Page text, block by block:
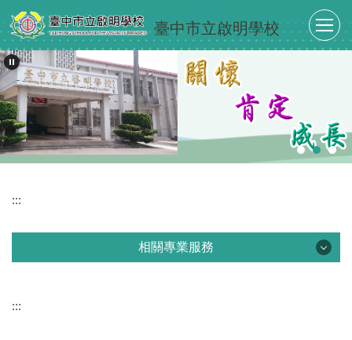
跳
到
主
要
內
容
區
臺中市立啟明學校
:::
相關專業服務
:::